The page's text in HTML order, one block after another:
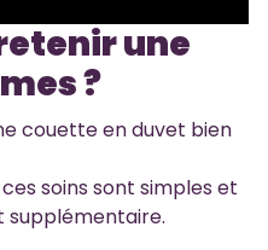
une
?
couette en duvet bien
soins sont simples et
supplémentaire.